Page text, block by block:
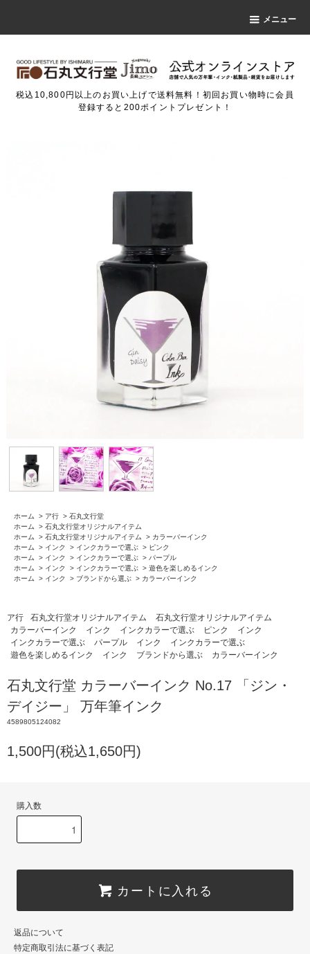
メニュー
税込10,800円以上のお買い上げで送料無料！初回お買い物時に会員
登録すると200ポイントプレゼント！
ホーム > ア行 > 石丸文行堂
ホーム
> 石丸文行堂オリジナルアイテム
ホーム
> 石丸文行堂オリジナルアイテム > カラーバーインク
ホーム
> インク > インクカラーで選ぶ > ピンク
ホーム
> インク > インクカラーで選ぶ > パープル
ホーム
> インク > インクカラーで選ぶ > 遊色を楽しめるインク
ホーム
> インク > ブランドから選ぶ > カラーバーインク
ア行 石丸文行堂オリジナルアイテム
石丸文行堂オリジナルアイテム
カラーバーインク
インク インクカラーで選ぶ ピンク
インク
インクカラーで選ぶ
パープル インク
インクカラーで選ぶ
遊色を楽しめるインク
インク ブランドから選ぶ カラーバーインク
石丸文行堂 カラーバーインク No.17 「ジン・
デイジー」 万年筆インク
4589805124082
1,500円(税込1,650円)
購入数
カートに入れる
返品について
特定商取引法に基づく表記